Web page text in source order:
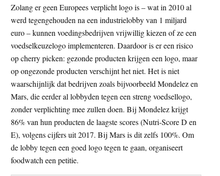
Zolang er geen Europees verplicht logo is – wat in 2010 al
werd tegengehouden na een industrielobby van 1 miljard
euro – kunnen voedingsbedrijven vrijwillig kiezen of ze een
voedselkeuzelogo implementeren. Daardoor is er een risico
op cherry picken: gezonde producten krijgen een logo, maar
op ongezonde producten verschijnt het niet. Het is niet
waarschijnlijk dat bedrijven zoals bijvoorbeeld Mondelez en
Mars, die eerder al lobbyden tegen een streng voedsellogo,
zonder verplichting mee zullen doen. Bij Mondelez krijgt
86% van hun producten de laagste scores (Nutri-Score D en
E), volgens cijfers uit 2017. Bij Mars is dit zelfs 100%. Om
de lobby tegen een goed logo tegen te gaan, organiseert
foodwatch een petitie.